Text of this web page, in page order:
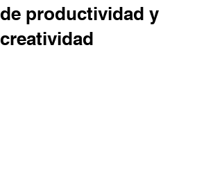
de productividad y
creatividad